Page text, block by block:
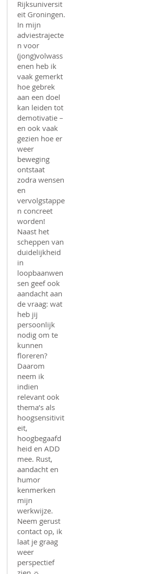
Rijksuniversit
eit Groningen.
In mijn
adviestrajecte
n voor
(jong)volwass
enen heb ik
vaak gemerkt
hoe gebrek
aan een doel
kan leiden tot
demotivatie –
en ook vaak
gezien hoe er
weer
beweging
ontstaat
zodra wensen
en
vervolgstappe
n concreet
worden!
Naast het
scheppen van
duidelijkheid
in
loopbaanwen
sen geef ook
aandacht aan
de vraag: wat
heb jij
persoonlijk
nodig om te
kunnen
floreren?
Daarom
neem ik
indien
relevant ook
thema’s als
hoogsensitivit
eit,
hoogbegaafd
heid en ADD
mee. Rust,
aandacht en
humor
kenmerken
mijn
werkwijze.
Neem gerust
contact op, ik
laat je graag
weer
perspectief